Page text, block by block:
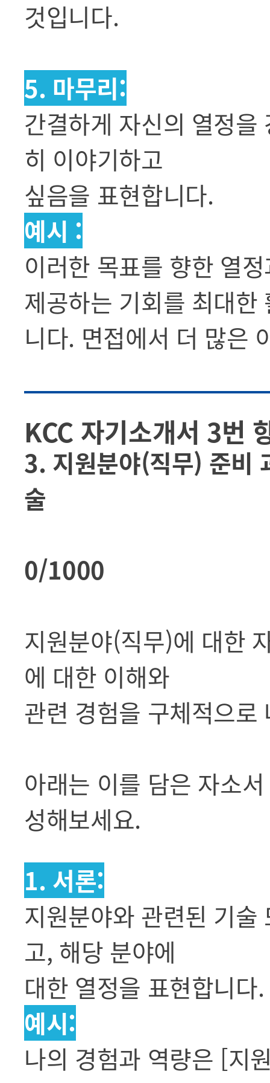
것입니다.
5. 마무리:
간결하게 자신의 열정
히 이야기하고
싶음을 표현합니다.
예시 :
이러한 목표를 향한 열
제공하는 기회를 최대
니다. 면접에서 더 많은
KCC 자기소개서 3번
3. 지원분야(직무) 준비
술
0/1000
지원분야(직무)에 대한
에 대한 이해와
관련 경험을 구체적으
아래는 이를 담은 자소
성해보세요.
1. 서론:
지원분야와 관련된 기
고, 해당 분야에
대한 열정을 표현합니다.
예시:
나의 경험과 역량은 [지